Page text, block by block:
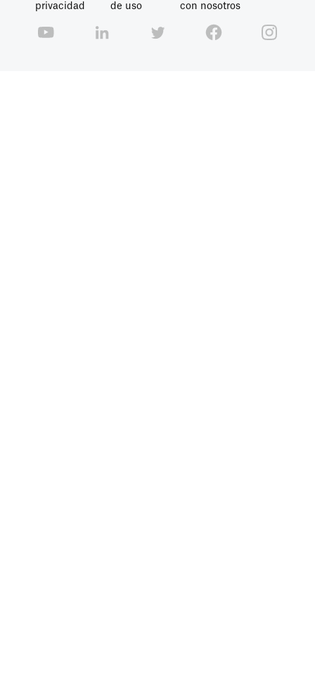
privacidad
de uso
con nosotros